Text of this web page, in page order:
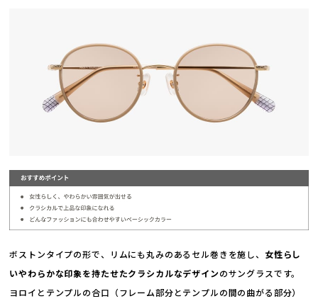
ボストンタイプの形で、リムにも丸みのあるセル巻きを施し、 女性らし
いやわらかな印象を持たせたクラシカルなデザインのサングラスです。
ヨロイとテンプルの合口（フレーム部分とテンプルの間の曲がる部分）